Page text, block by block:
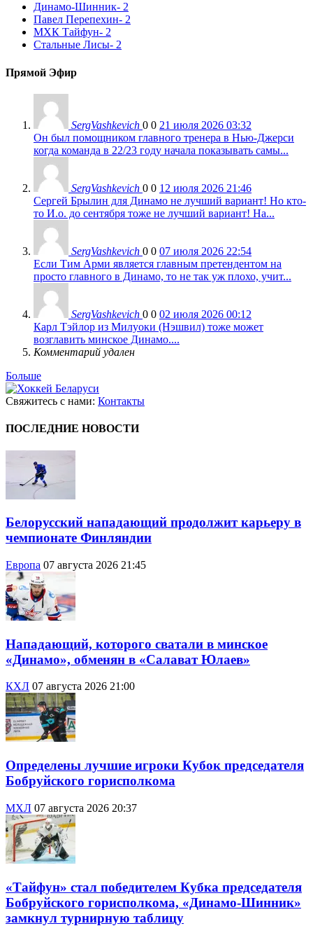
Динамо-Шинник- 2
Павел Перепехин- 2
МХК Тайфун- 2
Стальные Лисы- 2
Прямой Эфир
SergVashkevich 0 0 21 июля 2026 03:32
Он был помощником главного тренера в Нью-Джерси
когда команда в 22/23 году начала показывать самы...
SergVashkevich 0 0 12 июля 2026 21:46
Сергей Брылин для Динамо не лучший вариант! Но кто-
то И.о. до сентября тоже не лучший вариант! На...
SergVashkevich 0 0 07 июля 2026 22:54
Если Тим Арми является главным претендентом на
просто главного в Динамо, то не так уж плохо, учит...
SergVashkevich 0 0 02 июля 2026 00:12
Карл Тэйлор из Милуоки (Нэшвил) тоже может
возглавить минское Динамо....
Комментарий удален
Больше
Свяжитесь с нами: Контакты
ПОСЛЕДНИЕ НОВОСТИ
Белорусский нападающий продолжит карьеру в
чемпионате Финляндии
Европа 07 августа 2026 21:45
Нападающий, которого сватали в минское
«Динамо», обменян в «Салават Юлаев»
КХЛ 07 августа 2026 21:00
Определены лучшие игроки Кубок председателя
Бобруйского горисполкома
МХЛ 07 августа 2026 20:37
«Тайфун» стал победителем Кубка председателя
Бобруйского горисполкома, «Динамо-Шинник»
замкнул турнирную таблицу